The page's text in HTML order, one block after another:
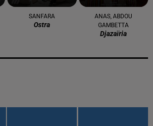
confirmations et démonstrations
22 décembre 2025